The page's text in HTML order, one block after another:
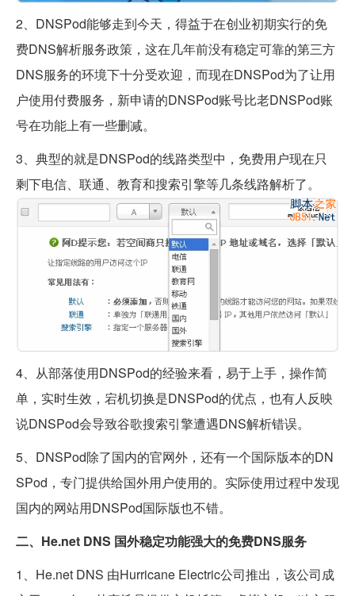
2、DNSPod能够走到今天，得益于在创业初期实行的免
费DNS解析服务政策，这在几年前没有稳定可靠的第三方
DNS服务的环境下十分受欢迎，而现在DNSPod为了让用
户使用付费服务，新申请的DNSPod账号比老DNSPod账
号在功能上有一些删减。
3、典型的就是DNSPod的线路类型中，免费用户现在只
剩下电信、联通、教育和搜索引擎等几条线路解析了。
4、从部落使用DNSPod的经验来看，易于上手，操作简
单，实时生效，宕机切换是DNSPod的优点，也有人反映
说DNSPod会导致谷歌搜索引擎遭遇DNS解析错误。
5、DNSPod除了国内的官网外，还有一个国际版本的DN
SPod，专门提供给国外用户使用的。实际使用过程中发现
国内的网站用DNSPod国际版也不错。
二、He.net DNS 国外稳定功能强大的免费DNS服务
1、He.net DNS 由Hurricane Electric公司推出，该公司成